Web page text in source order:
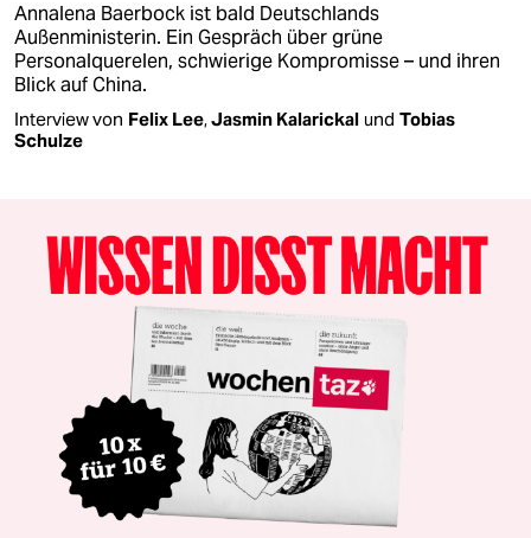
Annalena Baerbock ist bald Deutschlands
Außenministerin. Ein Gespräch über grüne
Personalquerelen, schwierige Kompromisse – und ihren
Blick auf China.
Interview von Felix Lee,Jasmin Kalarickal und Tobias
Schulze